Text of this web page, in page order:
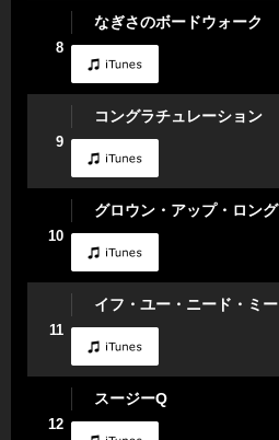
8
なぎさのボードウォーク
9
コングラチュレーション
10
グロウン・アップ・ロング
11
イフ・ユー・ニード・ミー
12
スージーQ